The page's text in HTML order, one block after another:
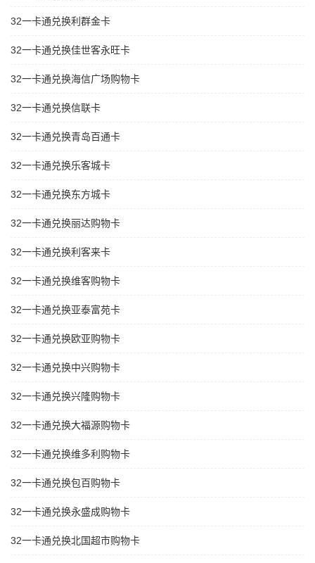
32一卡通兑换利群金卡
32一卡通兑换佳世客永旺卡
32一卡通兑换海信广场购物卡
32一卡通兑换信联卡
32一卡通兑换青岛百通卡
32一卡通兑换乐客城卡
32一卡通兑换东方城卡
32一卡通兑换丽达购物卡
32一卡通兑换利客来卡
32一卡通兑换维客购物卡
32一卡通兑换亚泰富苑卡
32一卡通兑换欧亚购物卡
32一卡通兑换中兴购物卡
32一卡通兑换兴隆购物卡
32一卡通兑换大福源购物卡
32一卡通兑换维多利购物卡
32一卡通兑换包百购物卡
32一卡通兑换永盛成购物卡
32一卡通兑换北国超市购物卡